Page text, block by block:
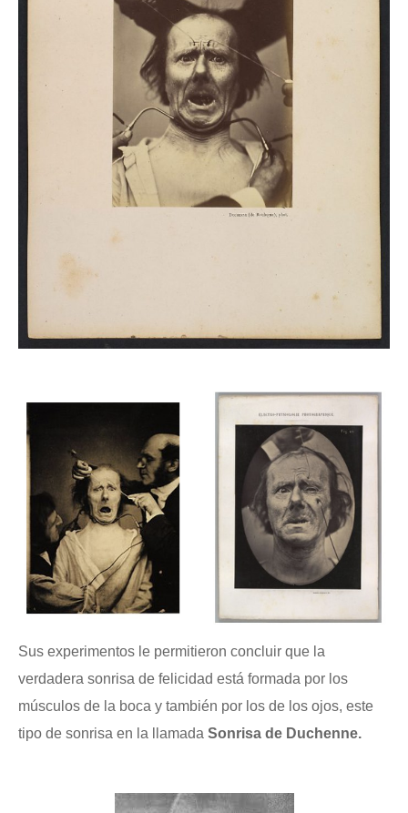
Sus experimentos le permitieron concluir que la
verdadera sonrisa de felicidad está formada por los
músculos de la boca y también por los de los ojos, este
tipo de sonrisa en la llamada Sonrisa de Duchenne.